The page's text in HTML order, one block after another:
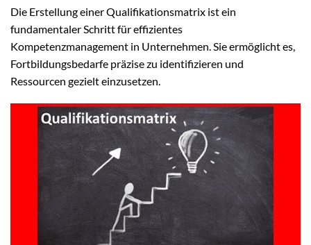
Die Erstellung einer Qualifikationsmatrix ist ein
fundamentaler Schritt für effizientes
Kompetenzmanagement in Unternehmen. Sie ermöglicht es,
Fortbildungsbedarfe präzise zu identifizieren und
Ressourcen gezielt einzusetzen.